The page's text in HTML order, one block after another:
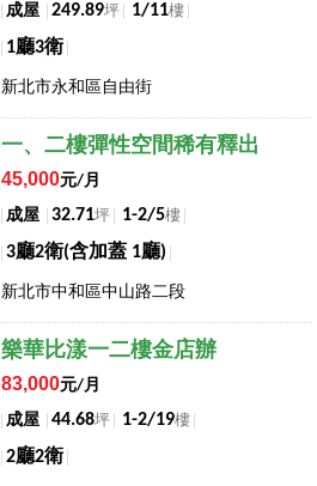
成屋
249.89坪 1/11樓
1廳3衛
新北市永和區自由街
一、二樓彈性空間稀有釋出
45,000元/月
成屋
32.71坪 1-2/5樓
3廳2衛(含加蓋 1廳)
新北市中和區中山路二段
樂華比漾一二樓金店辦
83,000元/月
成屋
44.68坪 1-2/19樓
2廳2衛